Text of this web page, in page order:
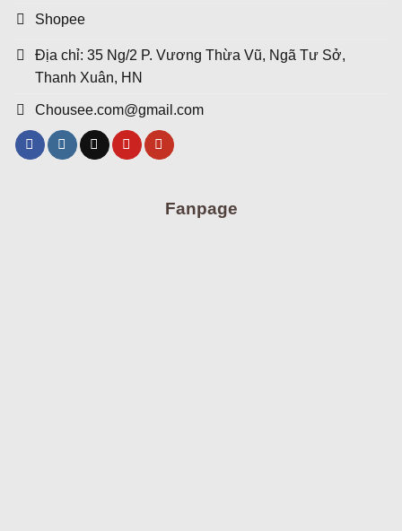
Shopee
Địa chỉ: 35 Ng/2 P. Vương Thừa Vũ, Ngã Tư Sở,
Thanh Xuân, HN
Chousee.com@gmail.com
Fanpage